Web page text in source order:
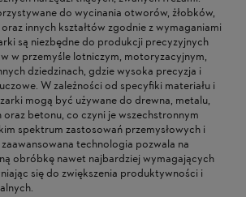
do wycinania otworów, żłobków,
innych kształtów zgodnie z wymaganiami
są niezbędne do produkcji precyzyjnych
w przemyśle lotniczym, motoryzacyjnym,
dziedzinach, gdzie wysoka precyzja i
W zależności od specyfiki materiału i
mogą być używane do drewna, metalu,
betonu, co czyni je wszechstronnym
spektrum zastosowań przemysłowych i
technologia pozwala na
obróbkę nawet najbardziej wymagających
się do zwiększenia produktywności i